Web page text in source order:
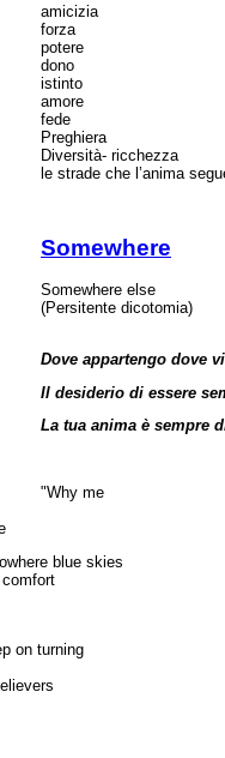
amicizia
forza
potere
dono
istinto
amore
fede
Preghiera
Diversità- ricchezza
le strade che l’anima
Somewhere
Somewhere else
(Persitente dicotomia)
Dove appartengo dove
Il desiderio di essere
La tua anima è sempre
"Why me
blue skies
on turning